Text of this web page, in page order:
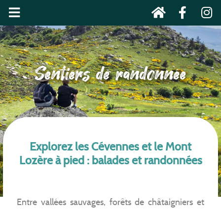
Sentiers de randonnée
Explorez les Cévennes et le Mont
Lozère à pied : balades et randonnées
Entre vallées sauvages, forêts de châtaigniers et